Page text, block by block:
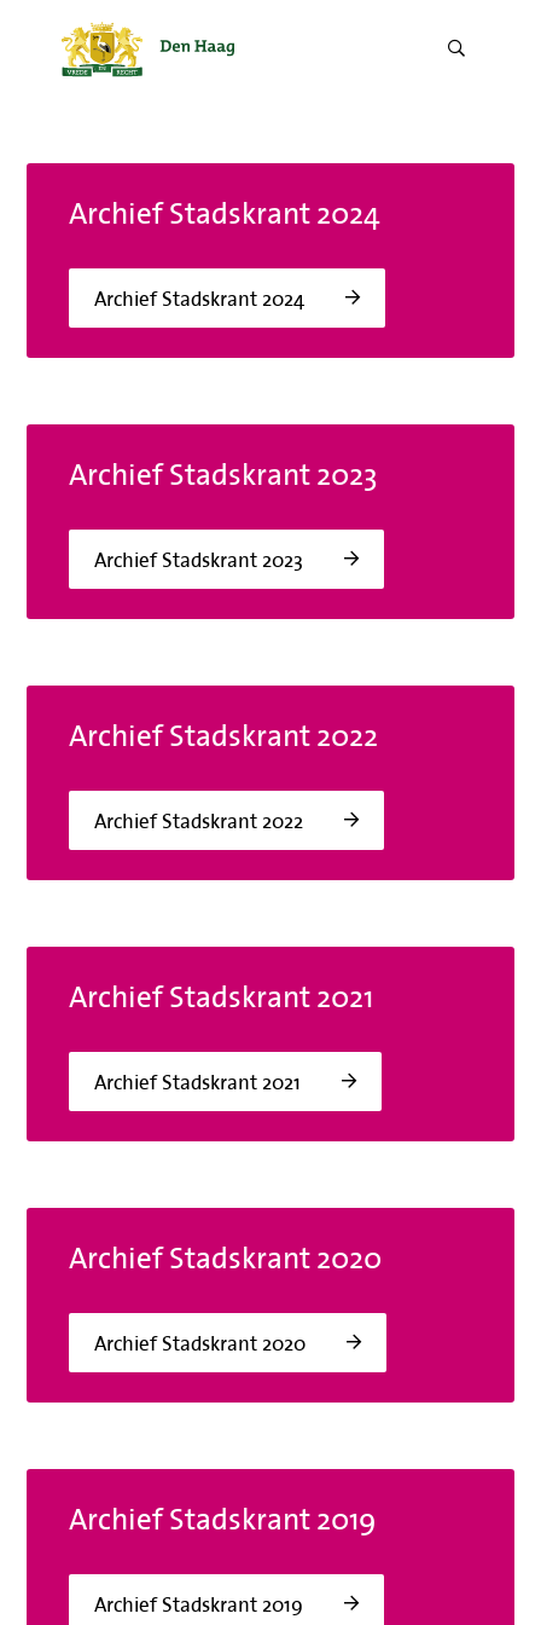
Zoek
Archief Stadskrant 2024
Archief Stadskrant 2024
Archief Stadskrant 2023
Archief Stadskrant 2023
Archief Stadskrant 2022
Archief Stadskrant 2022
Archief Stadskrant 2021
Archief Stadskrant 2021
Archief Stadskrant 2020
Archief Stadskrant 2020
Archief Stadskrant 2019
Archief Stadskrant 2019